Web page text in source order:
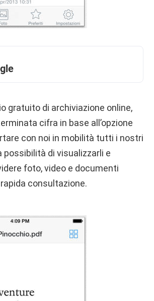
gratuito di archiviazione online,
cifra in base all’opzione
con noi in mobilità tutti i nostri
possibilità di visualizzarli e
foto, video e documenti
consultazione.